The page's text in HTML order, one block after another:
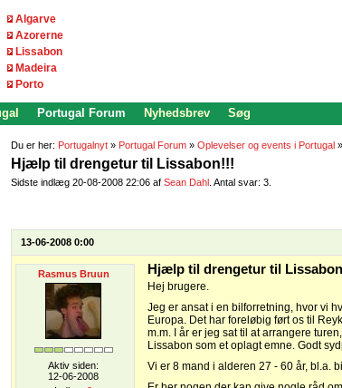
Algarve
Azorerne
Lissabon
Madeira
Porto
Portugal Forum Nyhedsbrev Søg
Du er her: Portugalnyt » Portugal Forum » Oplevelser og events i Portugal »
Hjælp til drengetur til Lissabon!!!
Sidste indlæg 20-08-2008 22:06 af Sean Dahl . Antal svar: 3.
13-06-2008 0:00
Rasmus Bruun
Aktiv siden:
12-06-2008
Hjælp til drengetur til
Hej brugere.
Jeg er ansat i en bilforretning, hvor vi
Europa. Det har foreløbig ført os til
m.m. I år er jeg sat til at arrangere
Lissabon som et oplagt emne. Godt
Vi er 8 mand i alderen 27 - 60 år, bl.a.